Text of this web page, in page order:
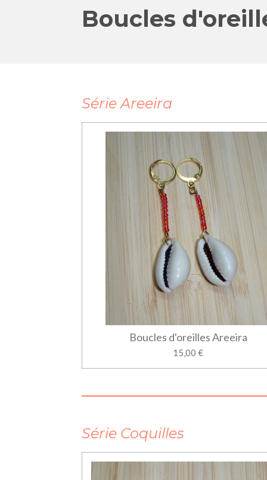
Boucles
Série Areeira
Boucles d'oreilles Areeira
15,00 €
Série Coquilles